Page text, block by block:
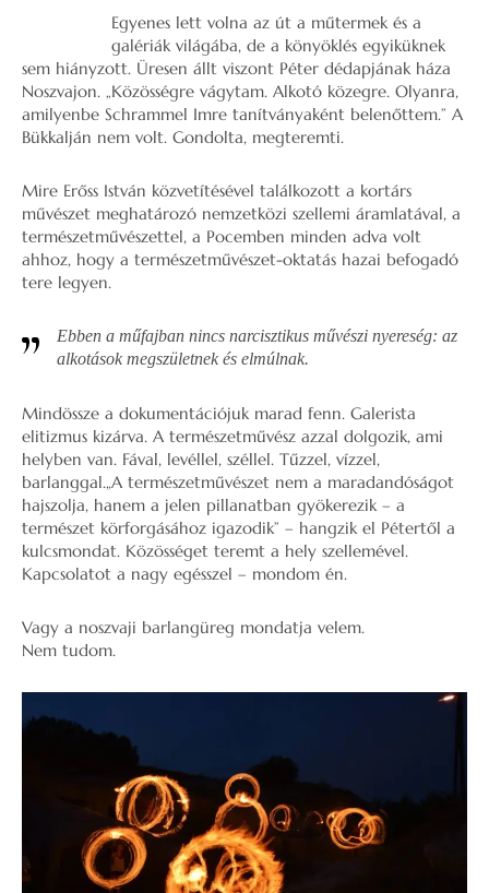
Egyenes lett volna az út a műtermek és a
galériák világába, de a könyöklés egyiküknek
sem hiányzott. Üresen állt viszont Péter dédapjának háza
Noszvajon. „Közösségre vágytam. Alkotó közegre. Olyanra,
amilyenbe Schrammel Imre tanítványaként belenőttem.” A
Bükkalján nem volt. Gondolta, megteremti.
Mire Erőss István közvetítésével találkozott a kortárs
művészet meghatározó nemzetközi szellemi áramlatával, a
természetművészettel, a Pocemben minden adva volt
ahhoz, hogy a természetművészet-oktatás hazai befogadó
tere legyen.
Ebben a műfajban nincs narcisztikus művészi nyereség: az
alkotások megszületnek és elmúlnak.
Mindössze a dokumentációjuk marad fenn. Galerista
elitizmus kizárva. A természetművész azzal dolgozik, ami
helyben van. Fával, levéllel, széllel. Tűzzel, vízzel,
barlanggal.„A természetművészet nem a maradandóságot
hajszolja, hanem a jelen pillanatban gyökerezik – a
természet körforgásához igazodik” – hangzik el Pétertől a
kulcsmondat. Közösséget teremt a hely szellemével.
Kapcsolatot a nagy egésszel – mondom én.
Vagy a noszvaji barlangüreg mondatja velem.
Nem tudom.